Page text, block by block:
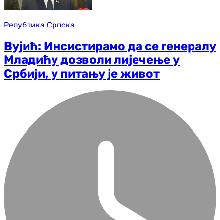
Република Српска
Вујић: Инсистирамо да се генералу
Младићу дозволи лијечење у
Србији, у питању је живот